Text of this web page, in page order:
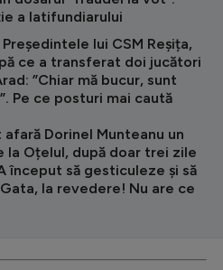
a latifundiarului
Președintele lui CSM Reșița,
ce a transferat doi jucători
”Chiar mă bucur, sunt
Pe ce posturi mai caută
afară Dorinel Munteanu un
la Oțelul, după doar trei zile
început să gesticuleze și să
la revedere! Nu are ce